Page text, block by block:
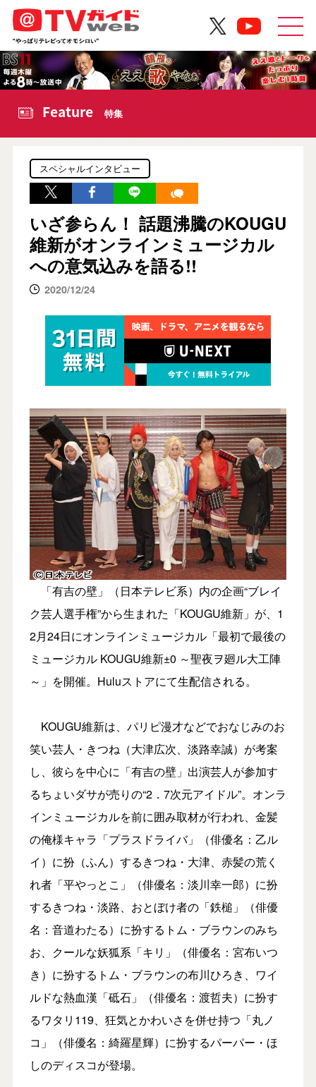
Feature 特集
スペシャルインタビュー
いざ参らん！ 話題沸騰のKOUGU
維新がオンラインミュージカル
への意気込みを語る!!
2020/12/24
「有吉の壁」（日本テレビ系）内の企画“ブレイ
ク芸人選手権”から生まれた「KOUGU維新」が、1
2月24日にオンラインミュージカル「最初で最後の
ミュージカル KOUGU維新±0 ～聖夜ヲ廻ル大工陣
～」を開催。Huluストアにて生配信される。
KOUGU維新は、パリピ漫才などでおなじみのお
笑い芸人・きつね（大津広次、淡路幸誠）が考案
し、彼らを中心に「有吉の壁」出演芸人が参加す
るちょいダサが売りの“2．7次元アイドル”。オンラ
インミュージカルを前に囲み取材が行われ、金髪
の俺様キャラ「プラスドライバ」（俳優名：乙ル
イ）に扮（ふん）するきつね・大津、赤髪の荒く
れ者「平やっとこ」（俳優名：淡川幸一郎）に扮
するきつね・淡路、おとぼけ者の「鉄槌」（俳優
名：音道わたる）に扮するトム・ブラウンのみち
お、クールな妖狐系「キリ」（俳優名：宮布いつ
き）に扮するトム・ブラウンの布川ひろき、ワイ
ルドな熱血漢「砥石」（俳優名：渡哲夫）に扮す
るワタリ119、狂気とかわいさを併せ持つ「丸ノ
コ」（俳優名：綺羅星輝）に扮するパーパー・ほ
しのディスコが登場。